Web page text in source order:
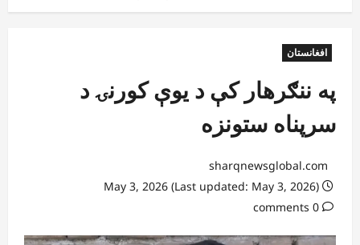
افغانستان
په ننګرهار کې د یوې کورنۍ د
سرپناه ستونزه
sharqnewsglobal.com
0 comments